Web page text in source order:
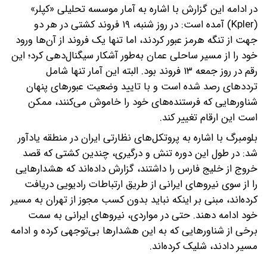
در ادامه این گزارش با اشاره به آمار موسسه تحلیلی «کپلر»
(Kpler) آمده است: در روز شنبه، ۱۹ فروند کشتی در هر دو
جهت از تنگه هرمز عبور کردند، اما تنها یک فروند از آن‌ها ورود
خود را از مسیر ساحلی عمان به‌طور آشکار سیگنال‌دهی کرد؛ این
رقم در روز جمعه ۱۳ فروند بود. البته این آمار تنها شامل
ترددهای رصد شده است و با تایید وضعیت عبورهای پنهان
شناورهایی که فرستنده‌های خود را خاموش می‌کنند، ممکن
است این ارقام تغییر کند.
بلومبرگ با اشاره به پروتکل‌های نظارتی ایران در منطقه یادآور
شد: در طول این دوره تنش و درگیری، چندین کشتی که قصد
خروج از خلیج فارس را داشتند، گزارش داده‌اند که هشدارهایی
را از سوی نیروهای ایرانی از طریق ارتباطات رادیویی دریافت
کرده‌اند، مبنی بر اینکه نباید بدون کسب مجوز از تهران به مسیر
خود ادامه دهند. حتی در مواردی، نیروهای ایرانی به سمت
برخی از شناورهایی که به این هشدارها بی‌توجهی کرده و ادامه
مسیر دادند، شلیک کرده‌اند.